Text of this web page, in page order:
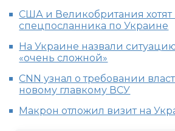
США и Великобритания хотят
спецпосланника по Украине
На Украине назвали
«очень сложной»
CNN узнал о требовании
новому главкому ВСУ
Макрон отложил визит на